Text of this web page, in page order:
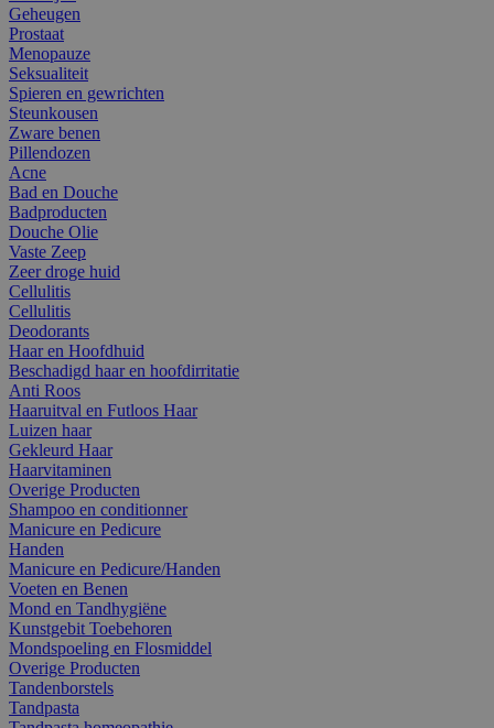
Geheugen
Prostaat
Menopauze
Seksualiteit
Spieren en gewrichten
Steunkousen
Zware benen
Pillendozen
Acne
Bad en Douche
Badproducten
Douche Olie
Vaste Zeep
Zeer droge huid
Cellulitis
Cellulitis
Deodorants
Haar en Hoofdhuid
Beschadigd haar en hoofdirritatie
Anti Roos
Haaruitval en Futloos Haar
Luizen haar
Gekleurd Haar
Haarvitaminen
Overige Producten
Shampoo en conditionner
Manicure en Pedicure
Handen
Manicure en Pedicure/Handen
Voeten en Benen
Mond en Tandhygiëne
Kunstgebit Toebehoren
Mondspoeling en Flosmiddel
Overige Producten
Tandenborstels
Tandpasta